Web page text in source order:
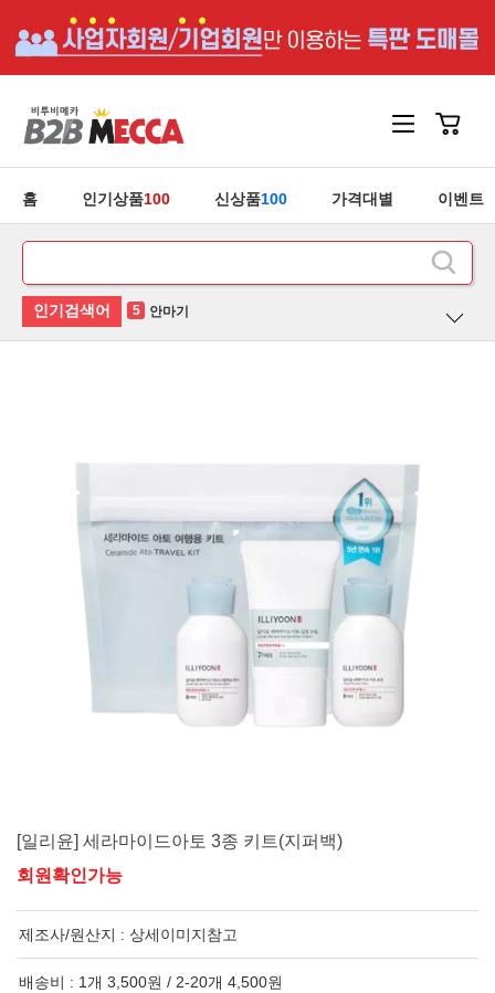
홈 인기상품100 신상품100 가격대별 이벤트
1
홍삼
2
후라이팬
[일리윤] 세라마이드아토 3종 키트(지퍼백)
회원확인가능
제조사/원산지 : 상세이미지참고
배송비 : 1개 3,500원 / 2-20개 4,500원